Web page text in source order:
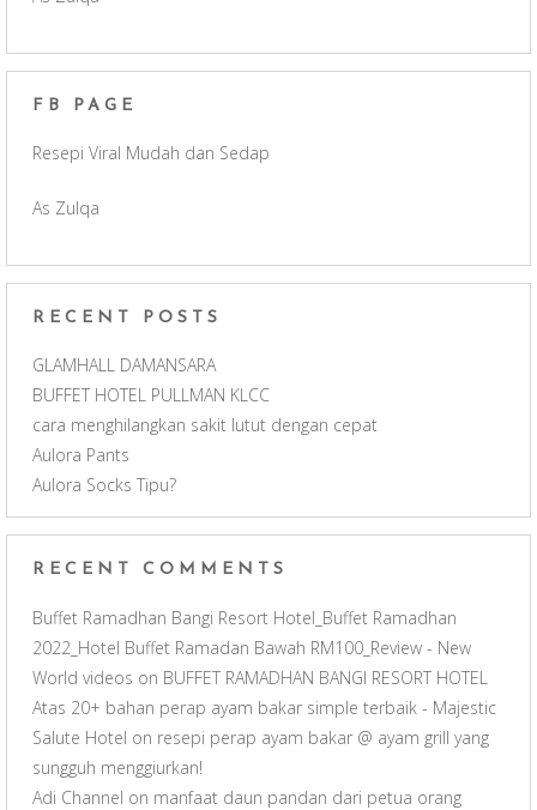
e
b a
m
u
n
FB PAGE
Resepi Viral Mudah dan Sedap
As Zulqa
RECENT POSTS
GLAMHALL DAMANSARA
BUFFET HOTEL PULLMAN KLCC
cara menghilangkan sakit lutut dengan cepat
Aulora Pants
Aulora Socks Tipu?
RECENT COMMENTS
Buffet Ramadhan Bangi Resort Hotel_Buffet Ramadhan
2022_Hotel Buffet Ramadan Bawah RM100_Review - New
World videos on BUFFET RAMADHAN BANGI RESORT HOTEL
Atas 20+ bahan perap ayam bakar simple terbaik - Majestic
Salute Hotel on resepi perap ayam bakar @ ayam grill yang
sungguh menggiurkan!
Adi Channel on manfaat daun pandan dari petua orang